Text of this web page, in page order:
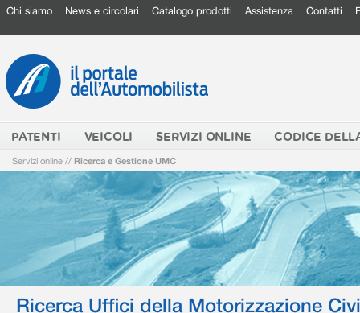
Chi siamo News e circolari Catalogo prodotti Assistenza Contatti
PATENTI VEICOLI SERVIZI ONLINE CODICE
Servizi online // Ricerca e Gestione UMC
Ricerca Uffici della Motorizzazione